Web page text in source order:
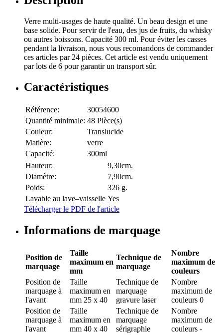
Verre multi-usages de haute qualité. Un beau design et une
base solide. Pour servir de l'eau, des jus de fruits, du whisky
ou autres boissons. Capacité 300 ml. Pour éviter les casses
pendant la livraison, nous vous recomandons de commander
ces articles par 24 pièces. Cet article est vendu uniquement
par lots de 6 pour garantir un transport sûr.
Caractéristiques
Référence:
30054600
Quantité minimale: 48 Pièce(s)
Couleur:
Translucide
Matière:
verre
Capacité:
300ml
Hauteur:
9,30cm.
Diamètre:
7,90cm.
Poids:
326 g.
Lavable au lave–vaisselle Yes
Télécharger le PDF de l'article
Informations de marquage
Position de
marquage
Taille
maximum en
mm
Technique de
marquage
Nombre
maximum de
couleurs
Position de
marquage à
l'avant
Taille
maximum en
mm 25 x 40
Technique de
marquage
gravure laser
Nombre
maximum de
couleurs 0
Position de
marquage à
l'avant
Taille
maximum en
mm 40 x 40
Technique de
marquage
sérigraphie
Nombre
maximum de
couleurs -